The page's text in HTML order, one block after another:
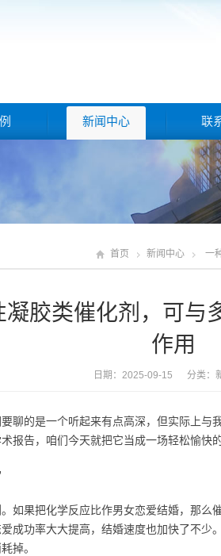
新闻中心 联
首页 新闻中心 一
胶类催化剂，可与
作用
日期：2025-09-15 分类：
聊的是一个听起来有点高深，但实际上
报告，咱们今天就把它当成一场轻松愉快的
如果把化学反应比作男女恋爱结婚，那么
成功率大大提高，结婚速度也加快了不
掉。